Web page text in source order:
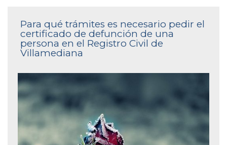
Para qué trámites es necesario pedir el
certificado de defunción de una
persona en el Registro Civil de
Villamediana